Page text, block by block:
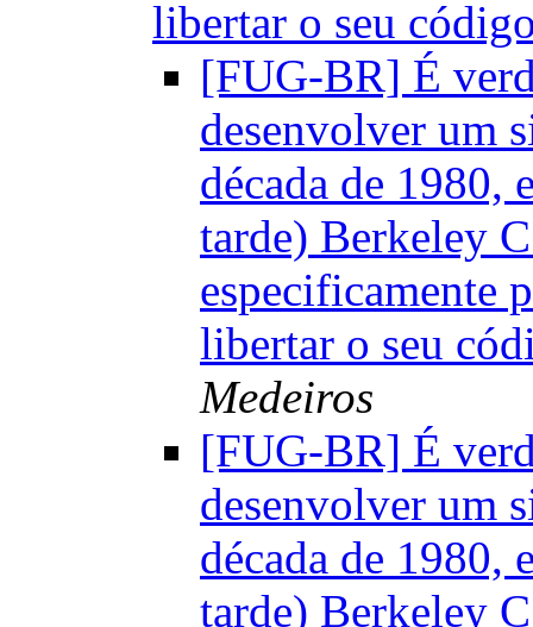
libertar o seu
[FUG-BR] É
desenvolver um
década de 1980,
tarde) Berkeley
especificamente
libertar o seu
Medeiros
[FUG-BR] É
desenvolver um
década de 1980,
tarde) Berkeley